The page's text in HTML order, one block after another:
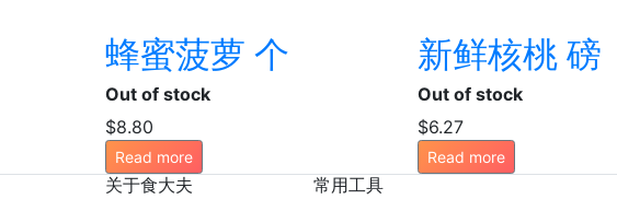
蜂蜜菠萝 个
Out of stock
$8.80
Read more
新鲜核桃 磅
Out of stock
$6.27
Read more
关于食大夫 常用工具